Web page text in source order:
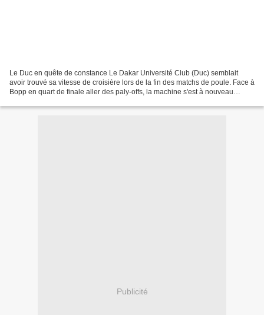
Le Duc en quête de constance Le Dakar Université Club (Duc) semblait
avoir trouvé sa vitesse de croisière lors de la fin des matchs de poule. Face à
Bopp en quart de finale aller des paly-offs, la machine s'est à nouveau
Publicité